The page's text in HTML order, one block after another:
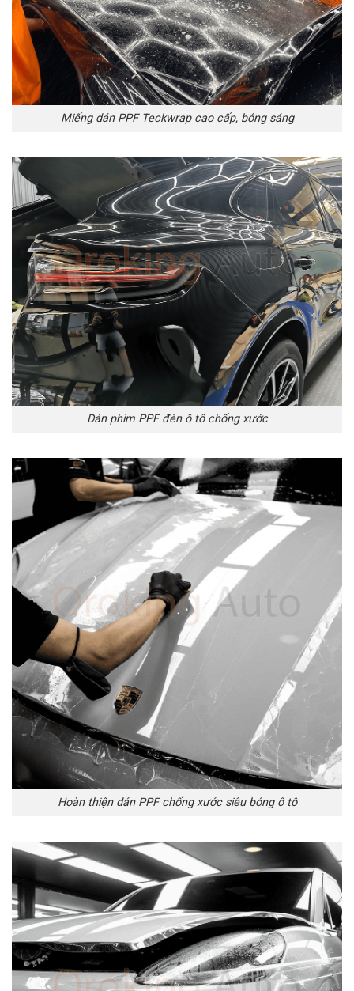
Miếng dán PPF Teckwrap cao cấp, bóng sáng
Dán phim PPF đèn ô tô chống xước
Hoàn thiện dán PPF chống xước siêu bóng ô tô